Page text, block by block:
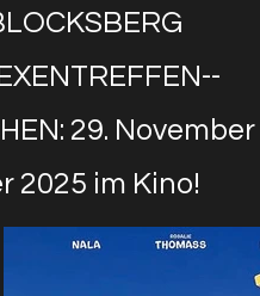
29.
2025 im Kino!